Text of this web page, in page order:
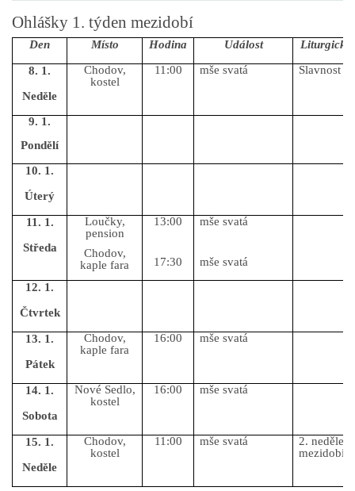
GDPR
Ohlášky 1. týden mezidobí
Den Místo Hodina Událost Liturgický
8. 1.
Neděle
Chodov,
kostel
11:00 mše svatá Slavnost
9. 1.
Pondělí
10. 1.
Úterý
11. 1.
Středa
Loučky,
pension
Chodov,
kaple fara
13:00
17:30
mše svatá
mše svatá
12. 1.
Čtvrtek
13. 1.
Pátek
Chodov,
kaple fara
16:00 mše svatá
14. 1.
Sobota
Nové Sedlo,
kostel
16:00 mše svatá
15. 1.
Neděle
Chodov,
kostel
11:00 mše svatá
2. neděle v
mezidobí